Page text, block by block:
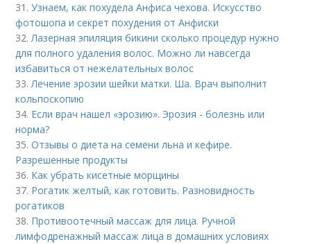
31.Узнаем, как похудела Анфиса чехова. Искусство
фотошопа и секрет похудения от Анфиски
32.Лазерная эпиляция бикини сколько процедур нужно
для полного удаления волос. Можно ли навсегда
избавиться от нежелательных волос
33.Лечение эрозии шейки матки. Ша. Врач выполнит
кольпоскопию
34. Если врач нашел «эрозию». Эрозия - болезнь или
норма?
35.Отзывы о диета на семени льна и кефире.
Разрешенные продукты
36. Как убрать кисетные морщины
37. Рогатик желтый, как готовить. Разновидность
рогатиков
38. Противоотечный массаж для лица. Ручной
лимфодренажный массаж лица в домашних условиях